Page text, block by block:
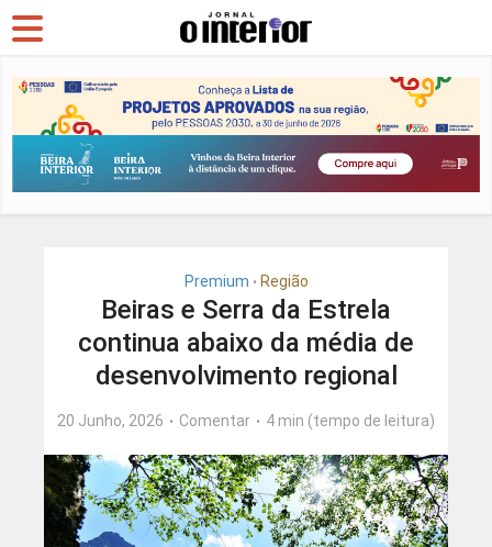
Premium • Região
Beiras e Serra da Estrela
continua abaixo da média de
desenvolvimento regional
20 Junho, 2026 Comentar 4 min (tempo de leitura)